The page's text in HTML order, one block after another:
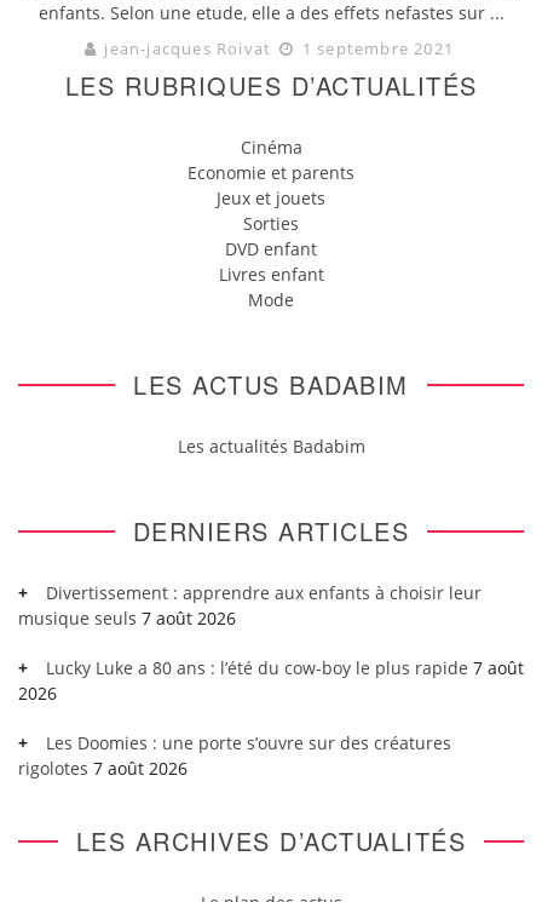
enfants. Selon une etude, elle a des effets nefastes sur ...
jean-jacques Roivat 1 septembre 2021
LES RUBRIQUES D’ACTUALITÉS
Cinéma
Economie et parents
Jeux et jouets
Sorties
DVD enfant
Livres enfant
Mode
LES ACTUS BADABIM
Les actualités Badabim
DERNIERS ARTICLES
Divertissement : apprendre aux enfants à choisir leur
musique seuls 7 août 2026
Lucky Luke a 80 ans : l’été du cow-boy le plus rapide 7 août
2026
Les Doomies : une porte s’ouvre sur des créatures
rigolotes 7 août 2026
LES ARCHIVES D’ACTUALITÉS